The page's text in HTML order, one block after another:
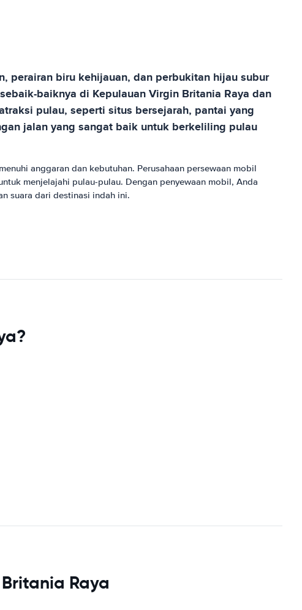
perairan biru kehijauan, dan perbukitan hijau subur
baiknya di Kepulauan Virgin Britania Raya dan
pulau, seperti situs bersejarah, pantai yang
jalan yang sangat baik untuk berkeliling pulau
anggaran dan kebutuhan. Perusahaan persewaan mobil
menjelajahi pulau-pulau. Dengan penyewaan mobil, Anda
suara dari destinasi indah ini.
Raya